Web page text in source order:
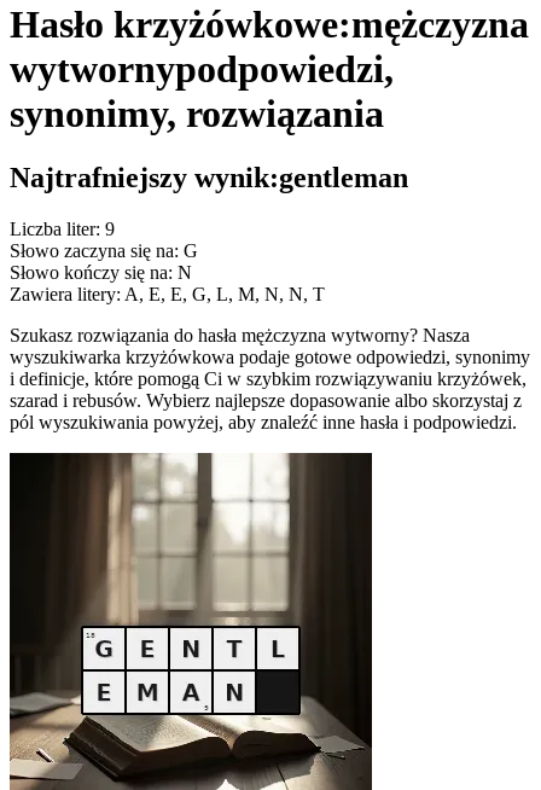
Hasło krzyżówkowe:mężczyzna
wytwornypodpowiedzi,
synonimy, rozwiązania
Najtrafniejszy wynik:gentleman
Liczba liter: 9
Słowo zaczyna się na: G
Słowo kończy się na: N
Zawiera litery: A, E, E, G, L, M, N, N, T
Szukasz rozwiązania do hasła mężczyzna wytworny? Nasza
wyszukiwarka krzyżówkowa podaje gotowe odpowiedzi, synonimy
i definicje, które pomogą Ci w szybkim rozwiązywaniu krzyżówek,
szarad i rebusów. Wybierz najlepsze dopasowanie albo skorzystaj z
pól wyszukiwania powyżej, aby znaleźć inne hasła i podpowiedzi.